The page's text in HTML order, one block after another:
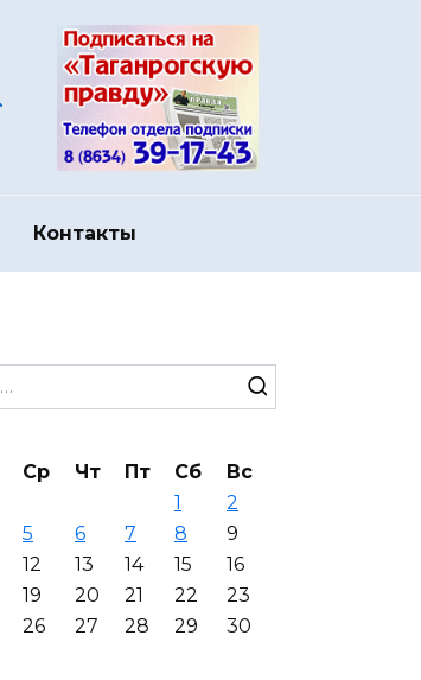
Контакты
Ср Чт Пт Сб
Вс
1
2
5 6 7 8
9
12 13 14 15
16
19 20 21 22
23
26 27 28 29
30